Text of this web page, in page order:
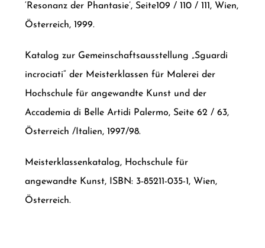
‘Resonanz der Phantasie’, Seite109 / 110 / 111, Wien,
Österreich, 1999.
Katalog zur Gemeinschaftsausstellung „Sguardi
incrociati“ der Meisterklassen für Malerei der
Hochschule für angewandte Kunst und der
Accademia di Belle Artidi Palermo, Seite 62 / 63,
Österreich /Italien, 1997/98.
Meisterklassenkatalog, Hochschule für
angewandte Kunst, ISBN: 3-85211-035-1, Wien,
Österreich.